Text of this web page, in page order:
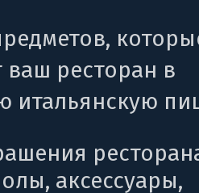
ваш ресторан в
итальянскую
аксессуары,